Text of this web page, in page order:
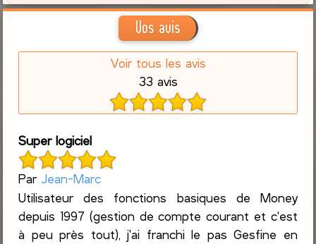
Vos avis
Voir tous les avis
33 avis
Super logiciel
Par Jean-Marc
Utilisateur des fonctions basiques de Money
depuis 1997 (gestion de compte courant et c'est
à peu près tout), j'ai franchi le pas Gesfine en